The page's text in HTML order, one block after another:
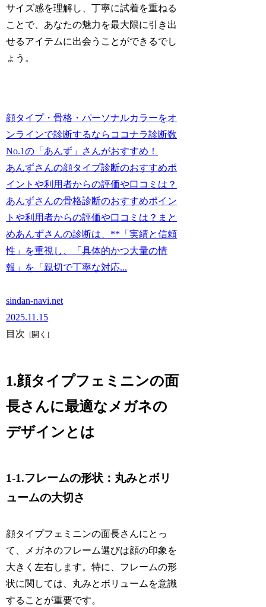
サイズ感を理解し、丁寧に試着を重ねる
ことで、あなたの魅力を最大限に引き出
せるアイテムに出会うことができるでし
ょう。
顔タイプ・骨格・パーソナルカラーをオ
ンラインで診断するならココナラ診断数
No.1の「あんず」さんがおすすめ！
あんずさんの顔タイプ診断のおすすめポ
イントや利用者からの評価や口コミは？
あんずさんの骨格診断のおすすめポイン
トや利用者からの評価や口コミは？まと
めあんずさんの診断は、**「実績と信頼
性」を重視し、「具体的かつ大量の情
報」を「親切で丁寧な対応...
sindan-navi.net
2025.11.15
目次
1.顔タイプフェミニンの面
長さんに最適なメガネの
デザインとは
1-1.フレームの形状：丸みとボリ
ュームの大切さ
顔タイプフェミニンの面長さんにとっ
て、メガネのフレーム選びは顔の印象を
大きく左右します。特に、フレームの形
状に関しては、丸みとボリュームを意識
することが重要です。